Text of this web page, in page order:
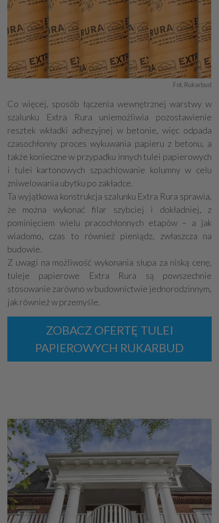
Fot. Rukarbud
Co więcej, sposób łączenia wewnętrznej warstwy w
szalunku Extra Rura uniemożliwia pozostawienie
resztek wkładki adhezyjnej w betonie, więc odpada
czasochłonny proces wykuwania papieru z betonu, a
także konieczne w przypadku innych tulei papierowych
i tulei kartonowych szpachlowanie kolumny w celu
zniwelowania ubytku po zakładce.
Ta wyjątkowa konstrukcja szalunku Extra Rura sprawia,
że można wykonać filar szybciej i dokładniej, z
pominięciem wielu pracochłonnych etapów – a jak
wiadomo, czas to również pieniądz, zwłaszcza na
budowie.
Z uwagi na możliwość wykonania słupa za niską cenę,
tuleje papierowe Extra Rura są powszechnie
stosowanie zarówno w budownictwie jednorodzinnym,
jak również w przemyśle.
ZOBACZ OFERTĘ TULEI
PAPIEROWYCH RUKARBUD